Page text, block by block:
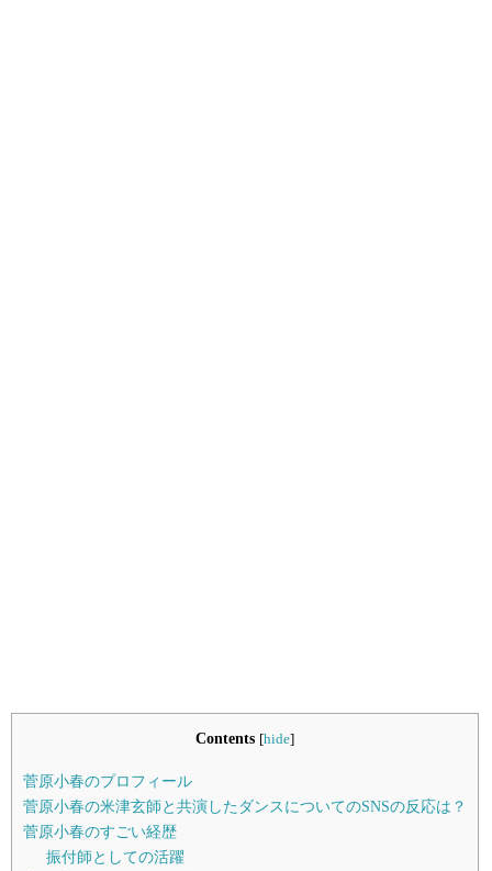
Contents [hide]
菅原小春のプロフィール
菅原小春の米津玄師と共演したダンスについてのSNSの反応は？
菅原小春のすごい経歴
振付師としての活躍